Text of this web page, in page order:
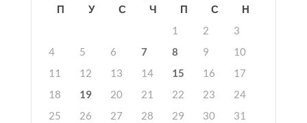
П У С Ч П С
Н
1
2
3
4
5 6 7 8 9
10
11
12 13 14 15 16
17
18
19 20 21 22 23
24
25
26 27 28 29 30
31